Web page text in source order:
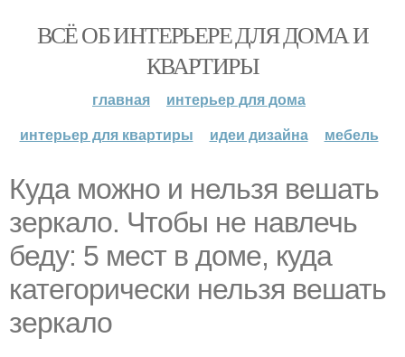
ВСЁ ОБ ИНТЕРЬЕРЕ ДЛЯ ДОМА И
КВАРТИРЫ
главная
интерьер для дома
интерьер для квартиры
идеи дизайна мебель
Куда можно и нельзя вешать
зеркало. Чтобы не навлечь
беду: 5 мест в доме, куда
категорически нельзя вешать
зеркало